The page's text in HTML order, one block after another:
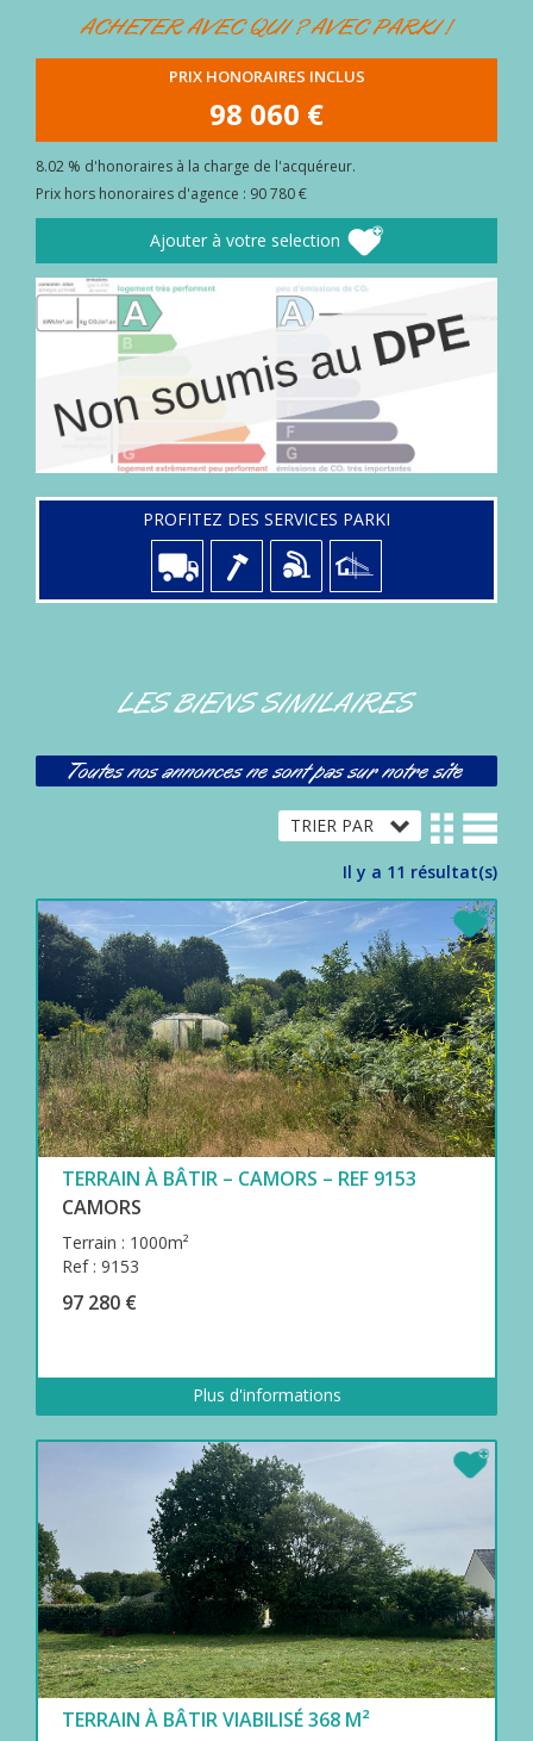
ACHETER AVEC QUI ? AVEC PARKI !
PRIX HONORAIRES INCLUS
98 060 €
8.02 % d'honoraires à la charge de l'acquéreur.
Prix hors honoraires d'agence : 90 780 €
Ajouter à votre selection
PROFITEZ DES SERVICES PARKI
LES BIENS SIMILAIRES
Toutes nos annonces ne sont pas sur notre site
Il y a 11 résultat(s)
TERRAIN À BÂTIR – CAMORS – REF 9153
CAMORS
Terrain : 1000m²
Ref : 9153
97 280 €
Plus d'informations
TERRAIN À BÂTIR VIABILISÉ 368 M²